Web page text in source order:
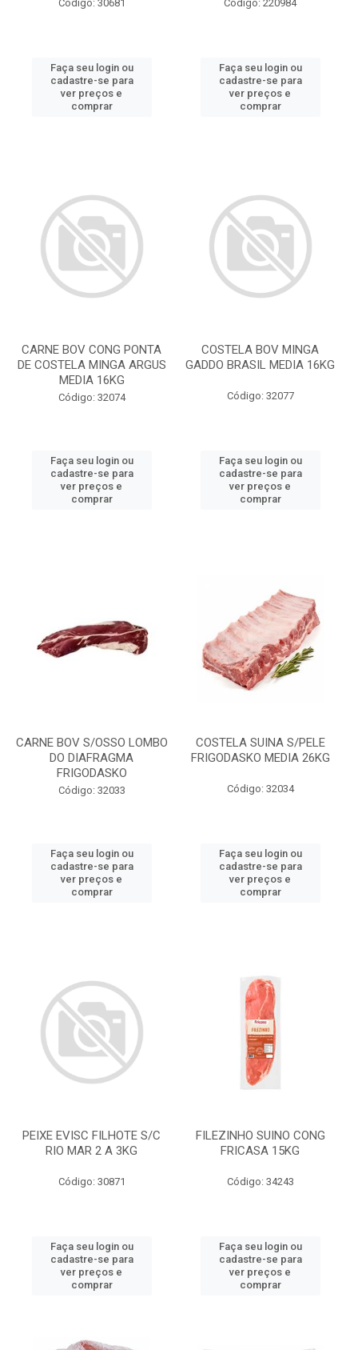
Código: 30681
Faça seu login ou
cadastre-se para
ver preços e
comprar
Código: 220984
Faça seu login ou
cadastre-se para
ver preços e
comprar
CARNE BOV CONG PONTA
DE COSTELA MINGA ARGUS
MEDIA 16KG
Código: 32074
Faça seu login ou
cadastre-se para
ver preços e
comprar
COSTELA BOV MINGA
GADDO BRASIL MEDIA 16KG
Código: 32077
Faça seu login ou
cadastre-se para
ver preços e
comprar
CARNE BOV S/OSSO LOMBO
DO DIAFRAGMA
FRIGODASKO
Código: 32033
Faça seu login ou
cadastre-se para
ver preços e
comprar
COSTELA SUINA S/PELE
FRIGODASKO MEDIA 26KG
Código: 32034
Faça seu login ou
cadastre-se para
ver preços e
comprar
PEIXE EVISC FILHOTE S/C
RIO MAR 2 A 3KG
Código: 30871
Faça seu login ou
cadastre-se para
ver preços e
comprar
FILEZINHO SUINO CONG
FRICASA 15KG
Código: 34243
Faça seu login ou
cadastre-se para
ver preços e
comprar